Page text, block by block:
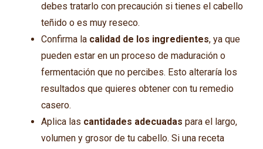
debes tratarlo con precaución si tienes el cabello
teñido o es muy reseco.
Confirma la calidad de los ingredientes, ya que
pueden estar en un proceso de maduración o
fermentación que no percibes. Esto alteraría los
resultados que quieres obtener con tu remedio
casero.
Aplica las cantidades adecuadas para el largo,
volumen y grosor de tu cabello. Si una receta